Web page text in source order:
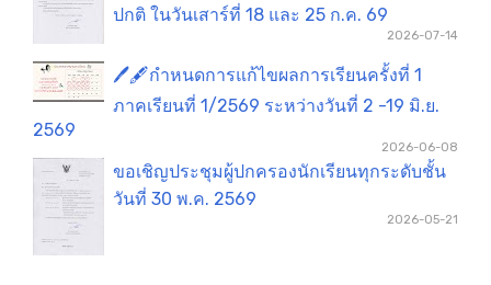
ปกติ ในวันเสาร์ที่ 18 และ 25 ก.ค. 69
2026-07-14
🖊️🖋️กำหนดการแก้ไขผลการเรียนครั้งที่ 1
ภาคเรียนที่ 1/2569 ระหว่างวันที่ 2 -19 มิ.ย.
2569
2026-06-08
ขอเชิญประชุมผู้ปกครองนักเรียนทุกระดับชั้น
วันที่ 30 พ.ค. 2569
2026-05-21